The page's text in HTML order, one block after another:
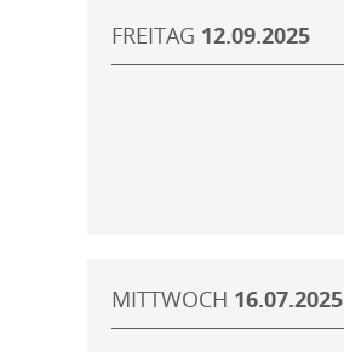
FREITAG 12.09.2025
MITTWOCH 16.07.2025